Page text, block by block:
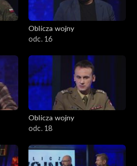
Oblicza wojny
odc. 16
Oblicza wojny
odc. 18